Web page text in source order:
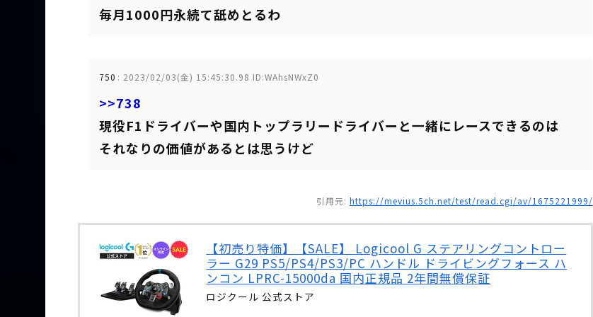
毎月1000円永続て舐めとるわ
750 : 2023/02/03(金) 15:45:30.98 ID:WAhsNWxZ0
>>738
現役F1ドライバーや国内トップラリードライバーと一緒にレースできるのは
それなりの価値があるとは思うけど
引用元: https://mevius.5ch.net/test/read.cgi/av/1675221999/
【初売り特価】【SALE】 Logicool G ステアリングコントロー
ラー G29 PS5/PS4/PS3/PC ハンドル ドライビングフォース ハ
ンコン LPRC-15000da 国内正規品 2年間無償保証
ロジクール 公式ストア